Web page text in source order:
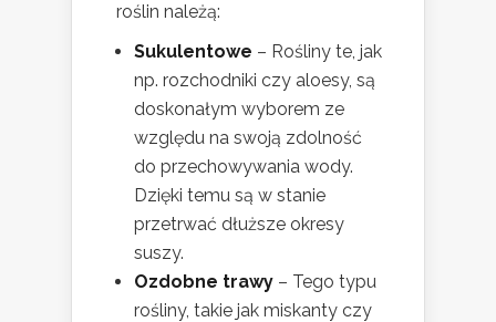
roślin należą:
Sukulentowe – Rośliny te, jak
np. rozchodniki czy aloesy, są
doskonałym wyborem ze
względu na swoją zdolność
do przechowywania wody.
Dzięki temu są w stanie
przetrwać dłuższe okresy
suszy.
Ozdobne trawy – Tego typu
rośliny, takie jak miskanty czy